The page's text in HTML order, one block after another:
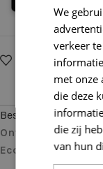
Op verlanglijstje
Beschrijving
Ontdek de
Ecopuno 14
We
verkeer
met onze
die deze
die zij
van hun